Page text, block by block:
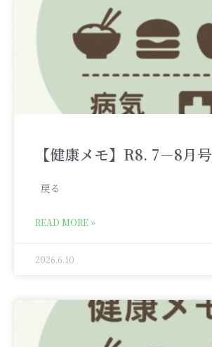
【健康メモ】R8. 7－8月号
戻る
READ MORE »
2026.6.10